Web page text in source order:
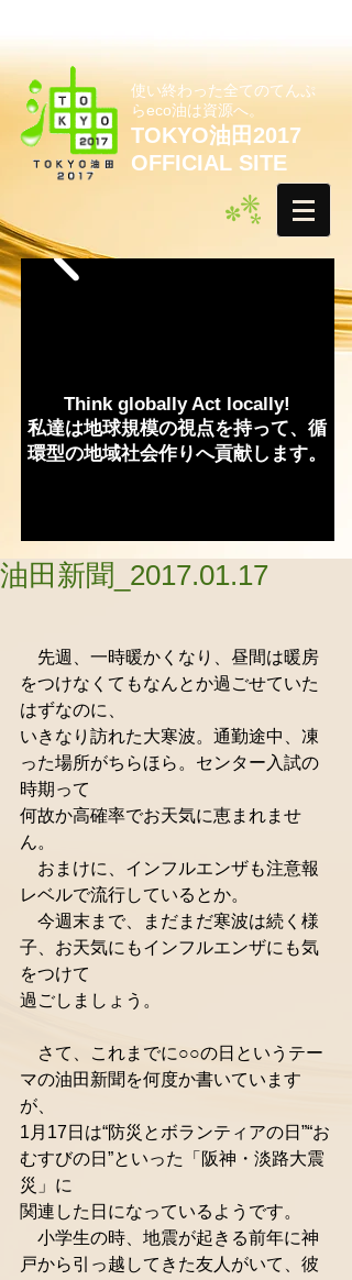
使い終わった全てのてんぷ
らeco油は資源へ。
TOKYO油田2017
OFFICIAL SITE
Think globally Act locally!
私達は地球規模の視点を持って、循
環型の地域社会作りへ貢献します。
油田新聞_2017.01.17
先週、一時暖かくなり、昼間は暖房
をつけなくてもなんとか過ごせていた
はずなのに、
いきなり訪れた大寒波。通勤途中、凍
った場所がちらほら。センター入試の
時期って
何故か高確率でお天気に恵まれませ
ん。
おまけに、インフルエンザも注意報
レベルで流行しているとか。
今週末まで、まだまだ寒波は続く様
子、お天気にもインフルエンザにも気
をつけて
過ごしましょう。
さて、これまでに○○の日というテー
マの油田新聞を何度か書いています
が、
1月17日は“防災とボランティアの日”“お
むすびの日”といった「阪神・淡路大震
災」に
関連した日になっているようです。
小学生の時、地震が起きる前年に神
戸から引っ越してきた友人がいて、彼